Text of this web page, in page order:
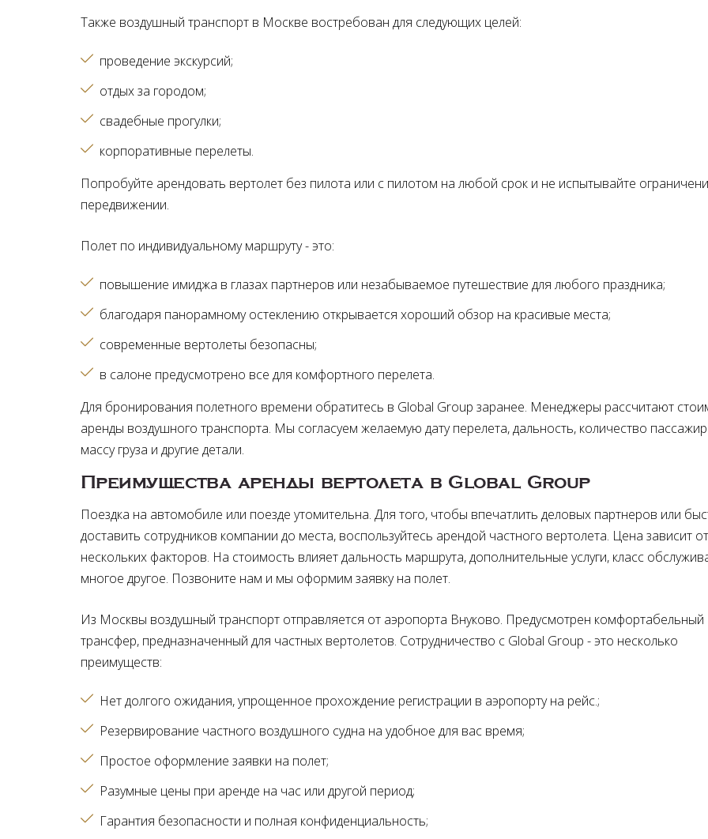
Также воздушный транспорт в Москве востребован для следующих целей:
проведение экскурсий
отдых за городом
свадебные прогулки
корпоративные перелеты
Попробуйте арендовать вертолет без пилота или с пилотом на любой срок и не испытывайте
передвижении.
Полет по индивидуальному маршруту - это:
повышение имиджа в глазах партнеров или незабываемое путешествие для любого праздника
благодаря панорамному остеклению открывается хороший обзор на красивые места
современные вертолеты безопасны
в салоне предусмотрено все для комфортного перелета
Для бронирования полетного времени обратитесь в Global Group заранее. Менеджеры рассчитают
аренды воздушного транспорта. Мы согласуем желаемую дату перелета, дальность, количество
массу груза и другие детали.
Преимущества аренды вертолета в Global Group
Поездка на автомобиле или поезде утомительна. Для того, чтобы впечатлить деловых партнеров или
доставить сотрудников компании до места, воспользуйтесь арендой частного вертолета. Цена зависит от
нескольких факторов. На стоимость влияет дальность маршрута, дополнительные услуги, класс
многое другое. Позвоните нам и мы оформим заявку на полет.
Из Москвы воздушный транспорт отправляется от аэропорта Внуково. Предусмотрен комфортабельный
трансфер, предназначенный для частных вертолетов. Сотрудничество с Global Group - это несколько
преимуществ:
Нет долгого ожидания, упрощенное прохождение регистрации в аэропорту на рейс.
Резервирование частного воздушного судна на удобное для вас время
Простое оформление заявки на полет
Разумные цены при аренде на час или другой период
Гарантия безопасности и полная конфиденциальность